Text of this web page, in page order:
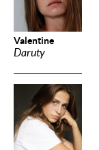
Valentine
Daruty